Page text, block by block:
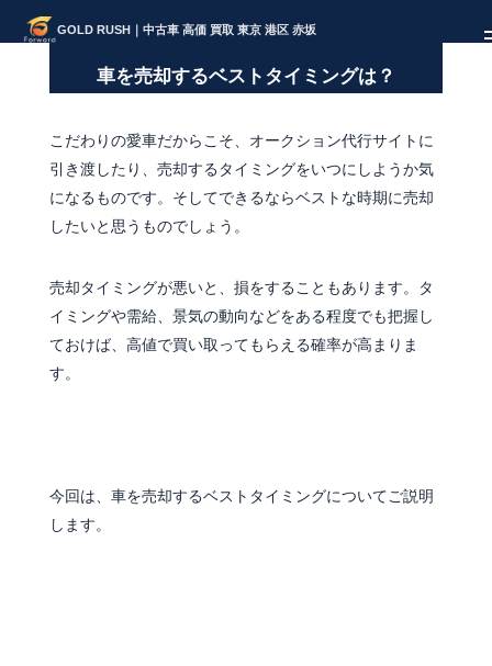
GOLD RUSH｜中古車 高価 買取 東京 港区 赤坂
車を売却するベストタイミングは？
こだわりの愛車だからこそ、オークション代行サイトに
引き渡したり、売却するタイミングをいつにしようか気
になるものです。そしてできるならベストな時期に売却
したいと思うものでしょう。
売却タイミングが悪いと、損をすることもあります。タ
イミングや需給、景気の動向などをある程度でも把握し
ておけば、高値で買い取ってもらえる確率が高まりま
す。
今回は、車を売却するベストタイミングについてご説明
します。